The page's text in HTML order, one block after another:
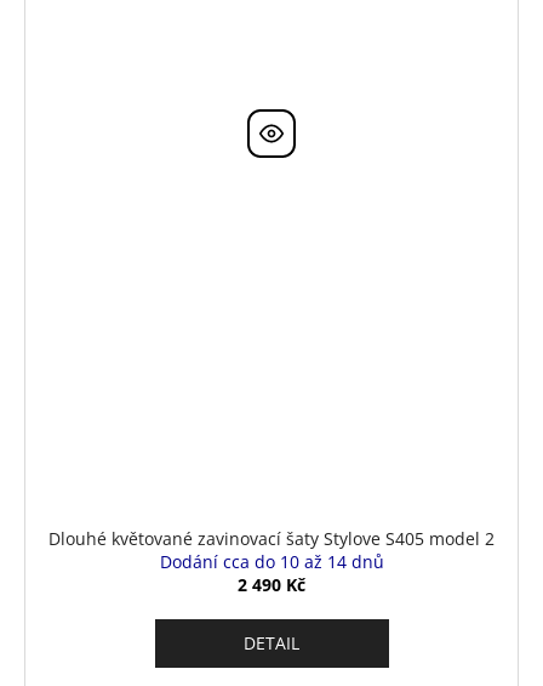
Dlouhé květované zavinovací šaty Stylove S405 model 2
Dodání cca do 10 až 14 dnů
2 490 Kč
DETAIL